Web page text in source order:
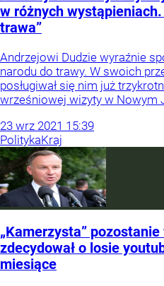
w różnych
trawa”
Andrzejowi Dudzie wyraźnie
narodu do trawy. W swoich
posługiwał się nim już
wrześniowej wizyty w Nowym
23 wrz 2021 15:39
PolitykaKraj
„Kamerzysta”
zdecydował o losie
miesiące